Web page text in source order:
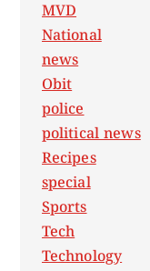
MVD
National
news
Obit
police
political news
Recipes
special
Sports
Tech
Technology